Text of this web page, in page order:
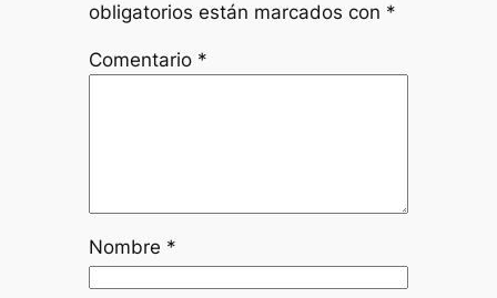
obligatorios están marcados con *
Comentario *
Nombre *